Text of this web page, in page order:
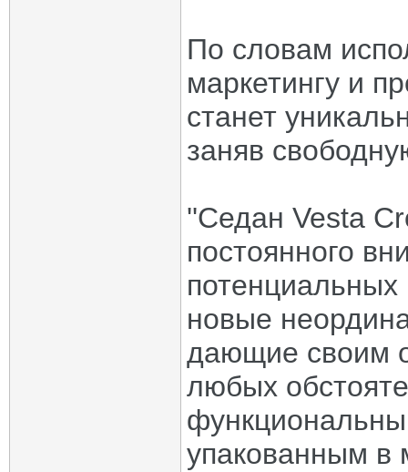
По словам
маркетингу и
станет
заняв
''Седан Vesta
постоянного
потенциальных
новые
дающие своим
любых
упакованным в